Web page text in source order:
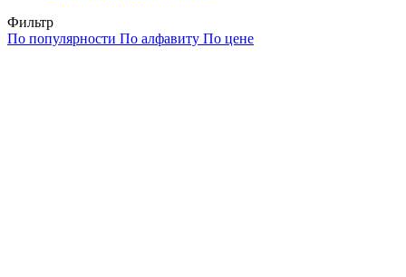
Фильтр
По популярности По алфавиту По цене